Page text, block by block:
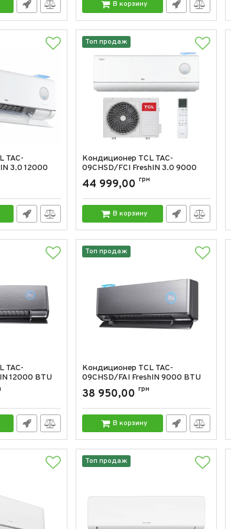
В корзину
TAC-
3.0 12000
FCI
Топ продаж
Кондиционер TCL TAC-
09CHSD/FCI FreshIN 3.0 9000
BTU
Артикул: TAC-09CHSD/FCI
44 999,00 грн
В корзину
TAC-
12000 BTU
FAI
Топ продаж
Кондиционер TCL TAC-
09CHSD/FAI FreshIN 9000 BTU
Артикул: TAC-09CHSD/FAI
38 950,00 грн
В корзину
Топ продаж